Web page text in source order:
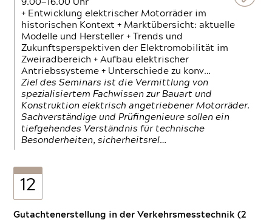
9.00—16.00 Uhr
+ Entwicklung elektrischer Motorräder im
historischen Kontext + Marktübersicht: aktuelle
Modelle und Hersteller + Trends und
Zukunftsperspektiven der Elektromobilität im
Zweiradbereich + Aufbau elektrischer
Antriebssysteme + Unterschiede zu konv…
Ziel des Seminars ist die Vermittlung von
spezialisiertem Fachwissen zur Bauart und
Konstruktion elektrisch angetriebener Motorräder.
Sachverständige und Prüfingenieure sollen ein
tiefgehendes Verständnis für technische
Besonderheiten, sicherheitsrel…
12
Gutachtenerstellung in der Verkehrsmesstechnik (2